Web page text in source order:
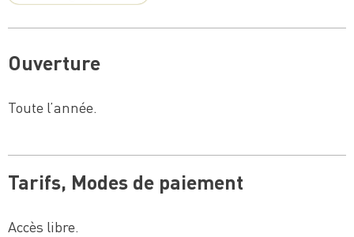
Ouverture
Toute l’année.
Tarifs, Modes de paiement
Accès libre.